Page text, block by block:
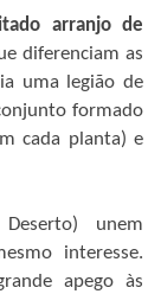
arranjo de
diferenciam as
uma legião de
formado
cada planta) e
unem
interesse.
apego às